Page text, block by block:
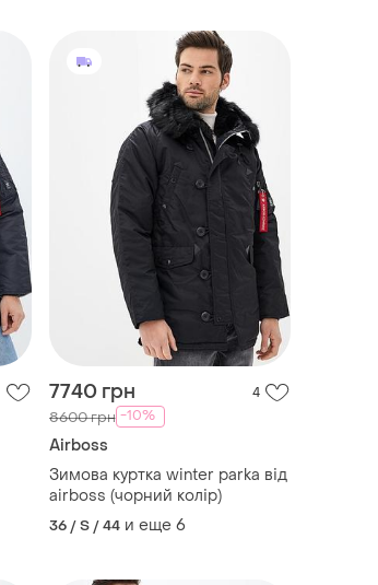
7740 грн 4
8600 грн -10%
Airboss
Зимова куртка winter parka від
airboss (чорний колір)
36 / S / 44 и еще 6